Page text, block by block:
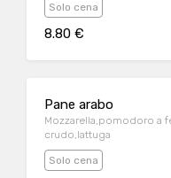
Solo cena
8.80 €
Pane arabo
Mozzarella,pomodoro a
crudo,lattuga
Solo cena